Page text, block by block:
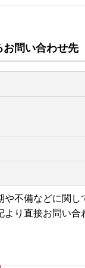
問い合わせ先
不備などに関し
より直接お問い合